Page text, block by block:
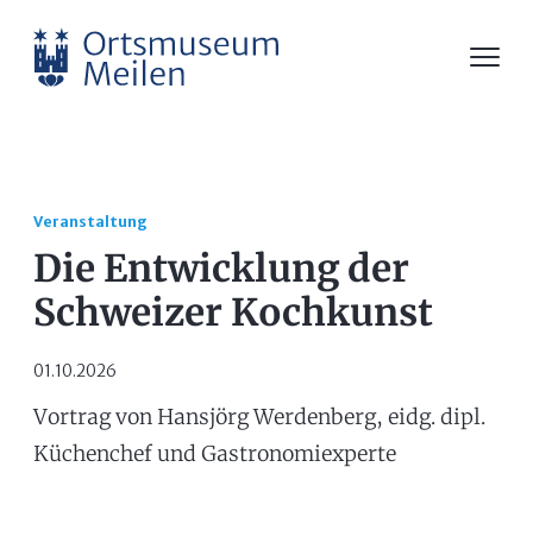
Veranstaltung
Die Entwicklung der
Schweizer Kochkunst
01.10.2026
Vortrag von Hansjörg Werdenberg, eidg. dipl.
Küchenchef und Gastronomiexperte